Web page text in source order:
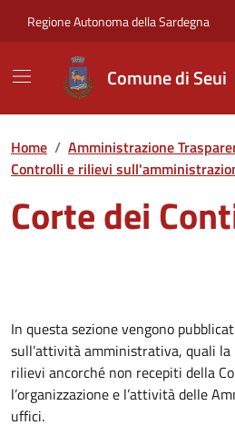
Regione Autonoma della Sardegna
Comune di Seui
Home / Amministrazione
Controlli e rilievi
Corte dei
In questa sezione vengono
sull’attività amministrativa, quali
rilievi ancorché non recepiti della
l’organizzazione e l’attività delle
uffici.